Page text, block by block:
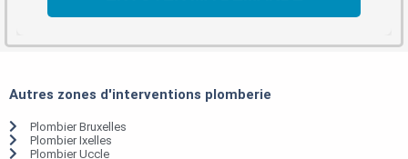
Autres zones d'interventions plomberie
Plombier Bruxelles
Plombier Ixelles
Plombier Uccle